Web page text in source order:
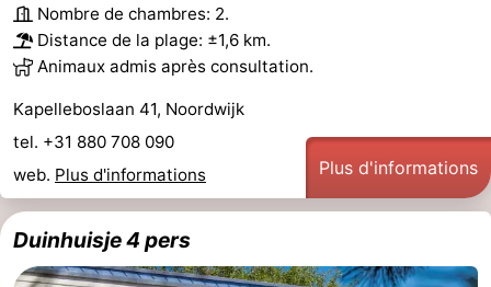
Nombre de chambres: 2.
Distance de la plage: ±1,6 km.
Animaux admis après consultation.
Kapelleboslaan 41, Noordwijk
tel. +31 880 708 090
web. Plus d'informations Plus d'informations
Duinhuisje 4 pers